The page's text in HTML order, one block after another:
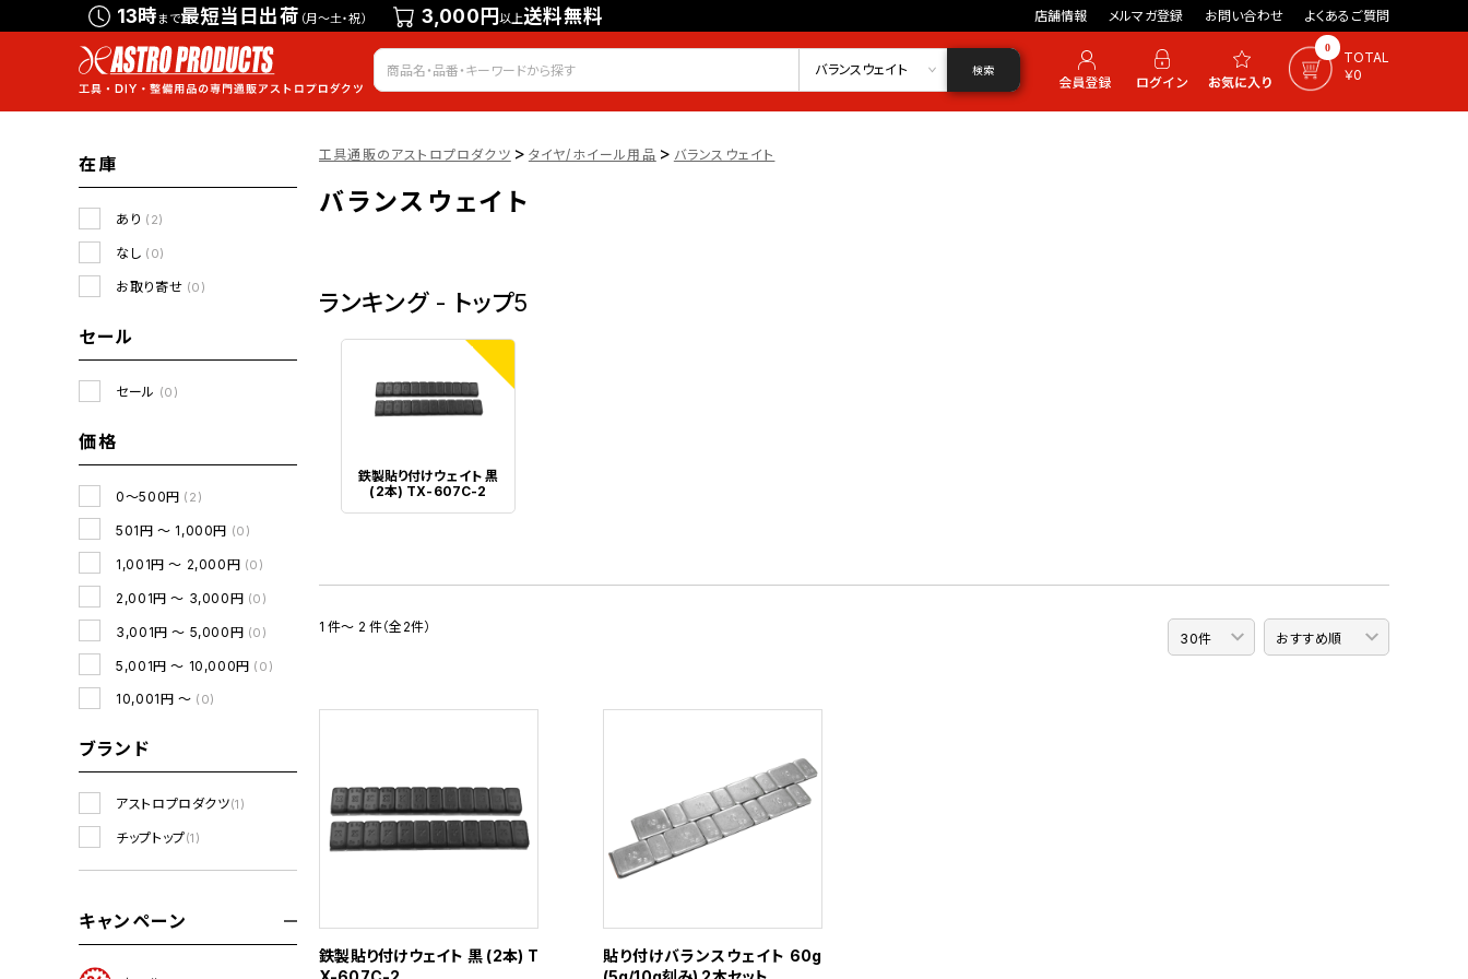
13時まで最短当日出荷 （月～土・祝） 3,000円以上送料無料 店舗情報 メルマガ登録 お問い合わせ よくあるご質問
会員登録 ログイン お気に入り 0
TOTAL
￥0
バランスウェイト 検索
在庫
あり (2)
なし (0)
お取り寄せ (0)
セール
セール (0)
価格
0～500円 (2)
501円 ～ 1,000円 (0)
1,001円 ～ 2,000円 (0)
2,001円 ～ 3,000円 (0)
3,001円 ～ 5,000円 (0)
5,001円 ～ 10,000円 (0)
10,001円 ～ (0)
ブランド
アストロプロダクツ(1)
チップトップ(1)
キャンペーン
工具通販のアストロプロダクツ > タイヤ/ホイール用品 > バランスウェイト
バランスウェイト
ランキング - トップ5
1
鉄製貼り付けウェイト 黒
(2本) TX-607C-2
1 件～ 2 件（全2件）
鉄製貼り付けウェイト 黒 (2本) T
貼り付けバランスウェイト 60g